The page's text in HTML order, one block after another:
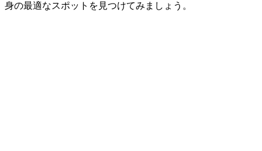
身の最適なスポットを見つけてみましょう。